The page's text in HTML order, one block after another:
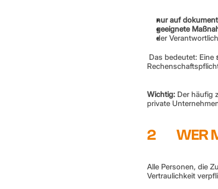
nur auf
geeignete
der
Das bedeutet: Eine
Wichtig: Der häufig
private
2
Alle Personen, die
Vertraulichkeit